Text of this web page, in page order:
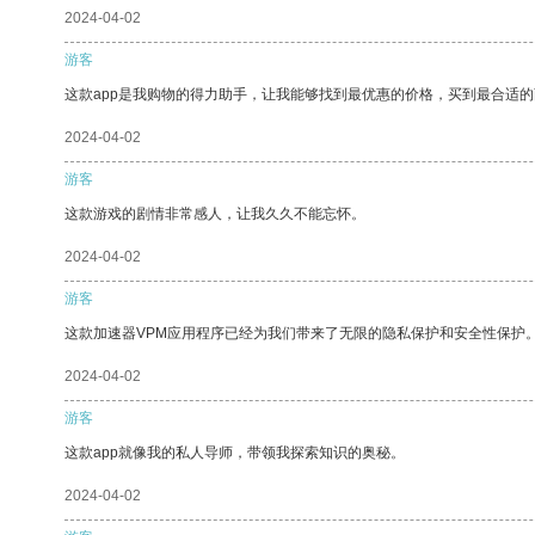
2024-04-02
游客
这款app是我购物的得力助手，让我能够找到最优惠的价格，买到最合适的
2024-04-02
游客
这款游戏的剧情非常感人，让我久久不能忘怀。
2024-04-02
游客
这款加速器VPM应用程序已经为我们带来了无限的隐私保护和安全性保护。
2024-04-02
游客
这款app就像我的私人导师，带领我探索知识的奥秘。
2024-04-02